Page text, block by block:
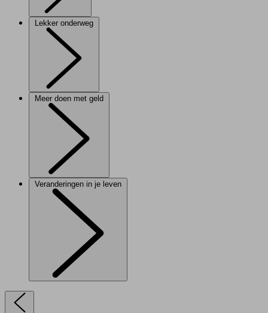
Lekker onderweg
Meer doen met geld
Veranderingen in je leven